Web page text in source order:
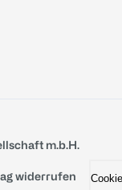
m.b.H.
widerrufen